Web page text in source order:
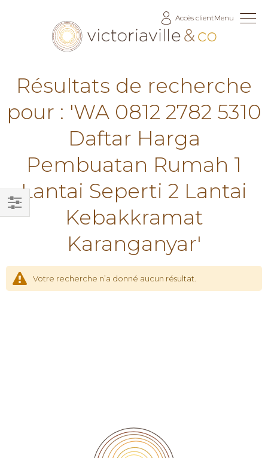
Accès clientMenu
Résultats de recherche
pour : 'WA 0812 2782 5310
Daftar Harga
Pembuatan Rumah 1
Lantai Seperti 2 Lantai
Kebakkramat
Karanganyar'
Votre recherche n’a donné aucun résultat.
Filtrer